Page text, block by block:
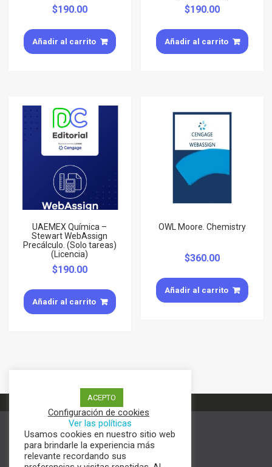
$190.00
Añadir al carrito
$190.00
Añadir al carrito
UAEMEX Química –
Stewart WebAssign
Precálculo. (Solo tareas)
(Licencia)
$190.00
Añadir al carrito
OWL Moore. Chemistry
$360.00
Añadir al carrito
Términos y condiciones
Aviso de Privacidad
Política de cookies
ACEPTO
Configuración de cookies
Ver las políticas
Usamos cookies en nuestro sitio web
para brindarle la experiencia más
relevante recordando sus